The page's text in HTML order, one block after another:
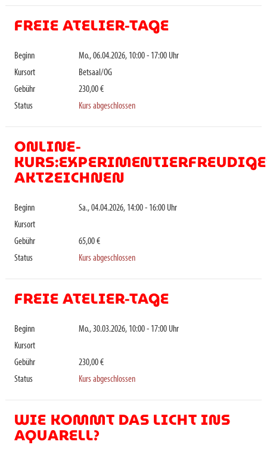
FREIE ATELIER-TAGE
Beginn
Mo., 06.04.2026, 10:00 - 17:00 Uhr
Kursort
Betsaal/OG
Gebühr
230,00 €
Status
Kurs abgeschlossen
ONLINE-
AKTZEICHNEN
Beginn
Sa., 04.04.2026, 14:00 - 16:00 Uhr
Kursort
Gebühr
65,00 €
Status
Kurs abgeschlossen
FREIE ATELIER-TAGE
Beginn
Mo., 30.03.2026, 10:00 - 17:00 Uhr
Kursort
Gebühr
230,00 €
Status
Kurs abgeschlossen
WIE KOMMT DAS LICHT INS
AQUARELL?